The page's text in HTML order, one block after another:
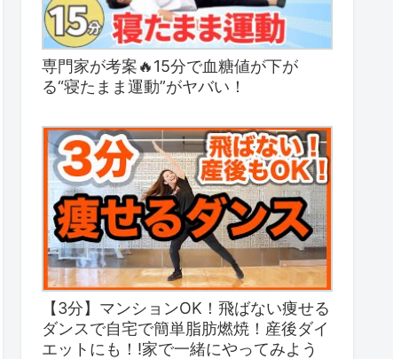
専門家が考案🔥15分で血糖値が下が
る“寝たまま運動”がヤバい！
【3分】マンションOK！飛ばない痩せる
ダンスで自宅で簡単脂肪燃焼！産後ダイ
エットにも！!家で一緒にやってみよう